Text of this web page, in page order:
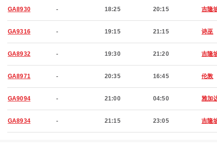
GA8930 - 18:25 20:15 吉隆
GA9316 - 19:15 21:15 诗巫
GA8932 - 19:30 21:20 吉隆
GA8971 - 20:35 16:45 伦敦
GA9094 - 21:00 04:50 雅加
GA8934 - 21:15 23:05 吉隆